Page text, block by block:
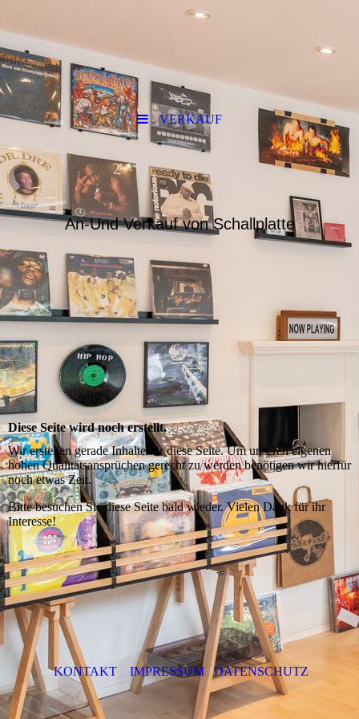
VERKAUF
An-Und Verkauf von Schallplatte
Diese Seite wird noch erstellt.
Wir erstellen gerade Inhalte für diese Seite. Um unseren eigenen
hohen Qualitätsansprüchen gerecht zu werden benötigen wir hierfür
noch etwas Zeit.
Bitte besuchen Sie diese Seite bald wieder. Vielen Dank für ihr
Interesse!
KONTAKT IMPRESSUM DATENSCHUTZ